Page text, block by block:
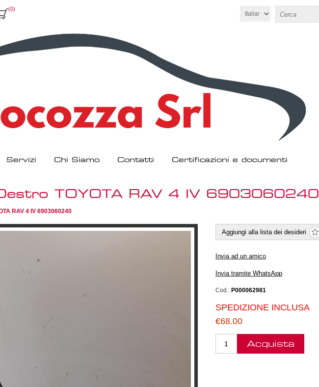
(0)
Servizi Chi Siamo Contatti Certificazioni e documenti
TOYOTA RAV 4 IV 6903060240
RAV 4 IV 6903060240
Aggiungi alla lista dei desideri
Invia ad un amico
Invia tramite WhatsApp
Cod.: P000062981
SPEDIZIONE INCLUSA
€68.00
Acquista